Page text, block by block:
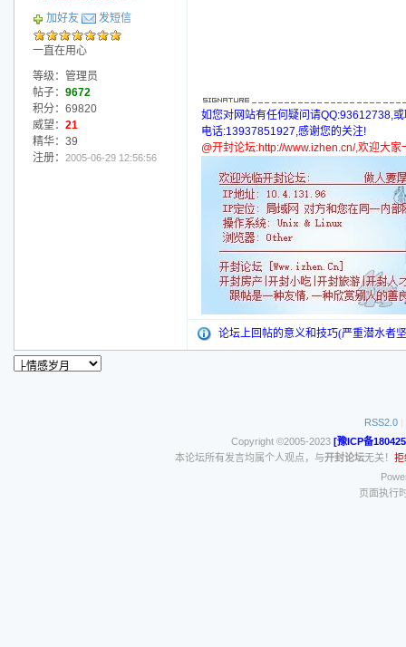
加好友 发短信
一直在用心
等级：管理员
帖子： 9672
积分：69820
威望： 21
精华：39
注册： 2005-06-29 12:56:56
如您对网站有任何疑问请QQ:93612738,
电话:13937851927,感谢您的关注!
@开封论坛:http://www.izhen.cn/,欢迎大家
论坛上回帖的意义和技巧(严重潜水者
RSS2.0 |
Copyright ©2005-2023 [豫ICP备
本论坛所有发言均属个人观点，与开封论坛无关！ 拒
页面执行